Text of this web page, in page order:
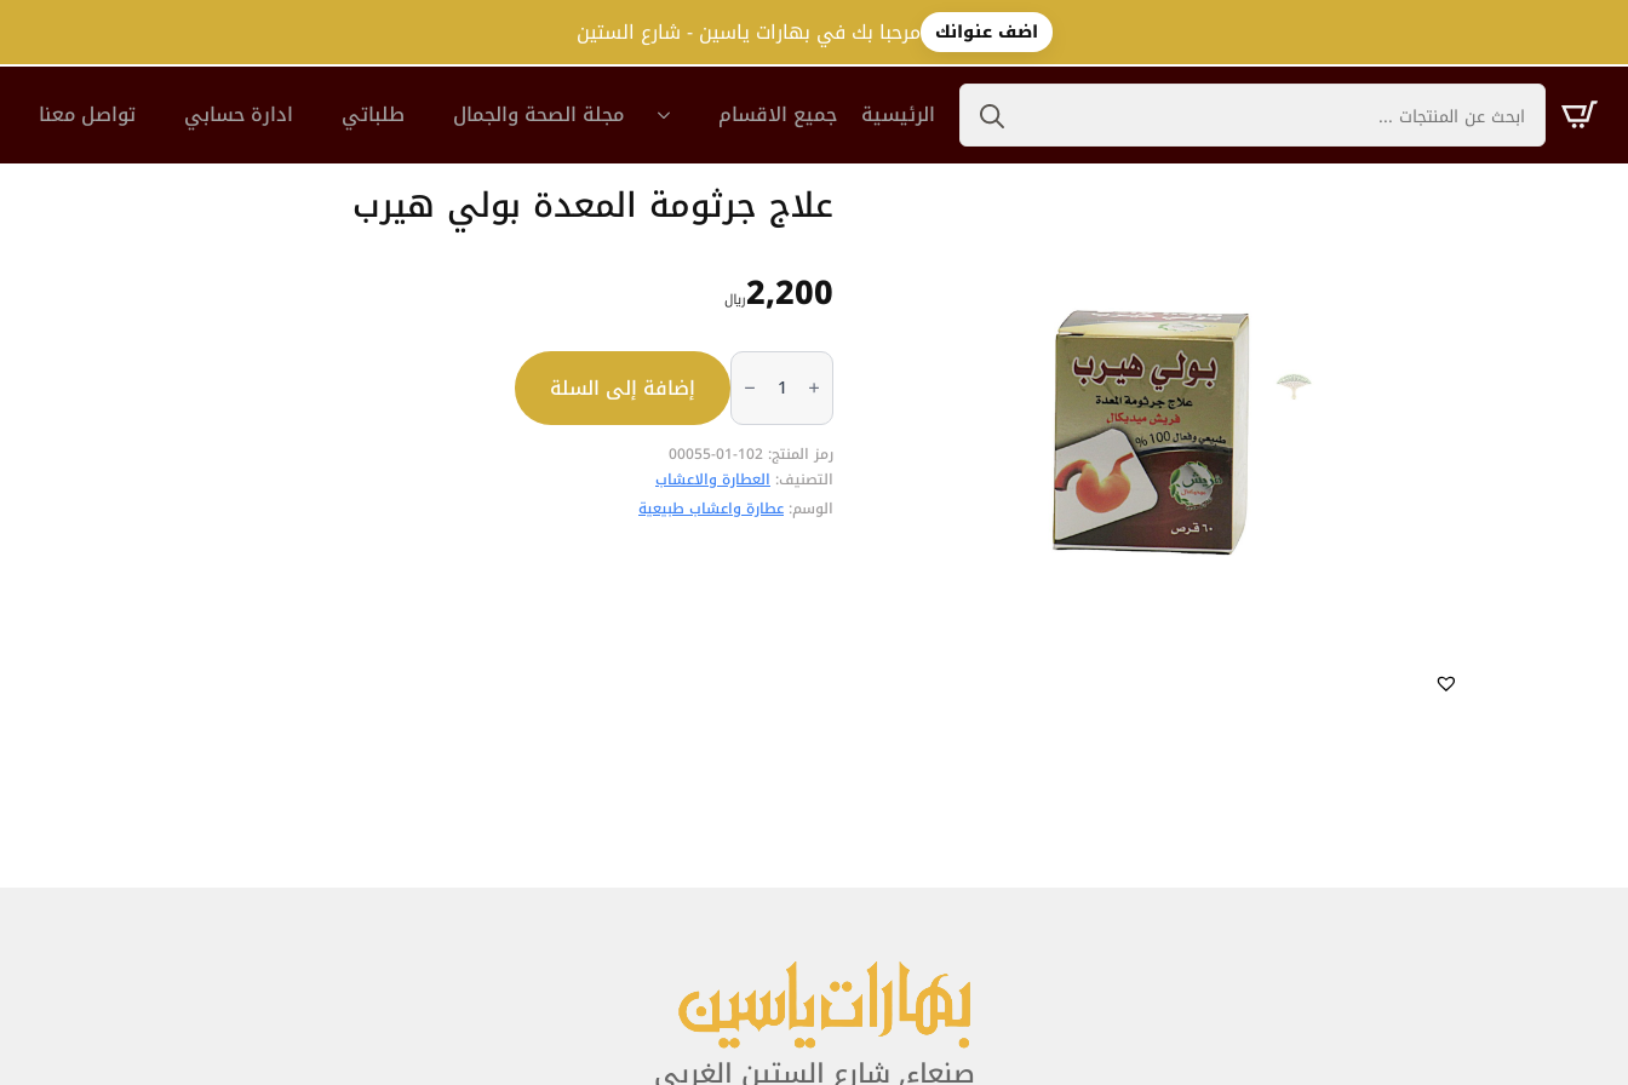
اضف عنوانك مرحبا بك في بهارات ياسين - شارع الستين
Search
الرئيسية جميع الاقسام مجلة الصحة والجمال طلباتي ادارة حسابي تواصل معنا
علاج جرثومة المعدة بولي هيرب
2,200﷼
كمية
علاج
جرثومة
المعدة
بولي
هيرب
إضافة إلى السلة
رمز المنتج: 102-01-00055
التصنيف: العطارة والاعشاب
الوسم: عطارة واعشاب طبيعية
صنعاء, شارع الستين الغربي